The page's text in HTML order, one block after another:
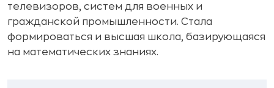
телевизоров, систем для военных и
гражданской промышленности. Стала
формироваться и высшая школа, базирующаяся
на математических знаниях.